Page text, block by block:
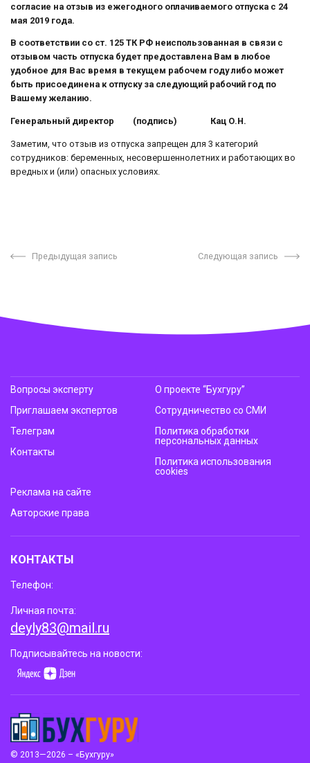
согласие на отзыв из ежегодного оплачиваемого отпуска с 24
мая 2019 года.
В соответствии со ст. 125 ТК РФ неиспользованная в связи с
отзывом часть отпуска будет предоставлена Вам в любое
удобное для Вас время в текущем рабочем году либо может
быть присоединена к отпуску за следующий рабочий год по
Вашему желанию.
Генеральный директор (подпись) Кац О.Н.
Заметим, что отзыв из отпуска запрещен для 3 категорий
сотрудников: беременных, несовершеннолетних и работающих во
вредных и (или) опасных условиях.
Предыдущая запись Следующая запись
© 2013—2026 – «Бухгуру»
Вопросы эксперту
Приглашаем экспертов
Телеграм
Контакты
О проекте “Бухгуру”
Сотрудничество со СМИ
Политика обработки
персональных данных
Политика использования
cookies
Реклама на сайте
Авторские права
КОНТАКТЫ
Телефон:
Личная почта:
deyly83@mail.ru
Подписывайтесь на новости: